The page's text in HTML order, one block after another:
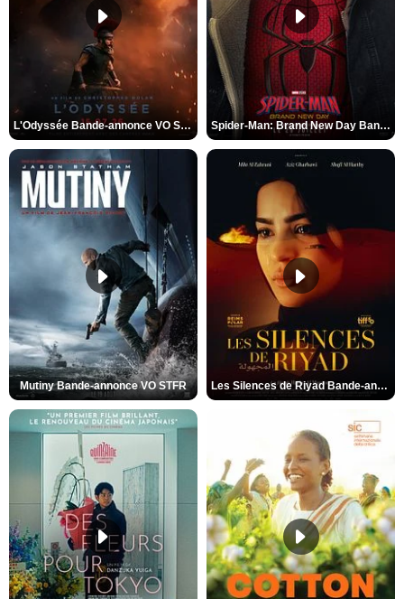
L'Odyssée Bande-annonce VO STFR Spider-Man: Brand New Day Bande-annonce VO STFR
Mutiny Bande-annonce VO STFR Les Silences de Riyad Bande-annonce VO STFR